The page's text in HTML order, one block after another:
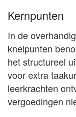
Kernpunten
In de
knelpunten
het structureel
voor extra
leerkrachten
vergoedingen